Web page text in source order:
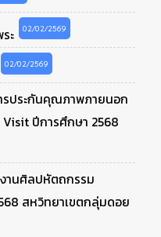
ะ 02/02/2569
02/02/2569
รประกันคุณภาพภายนอก
ปีการศึกษา 2568
านศิลปหัตถกรรม
สหวิทยาเขตกลุ่มดอย